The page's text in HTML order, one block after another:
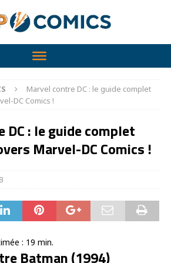
Marvel contre DC : le guide complet
DC Comics !
DC : le guide complet
Marvel-DC Comics !
: 19 min.
Batman (1994)